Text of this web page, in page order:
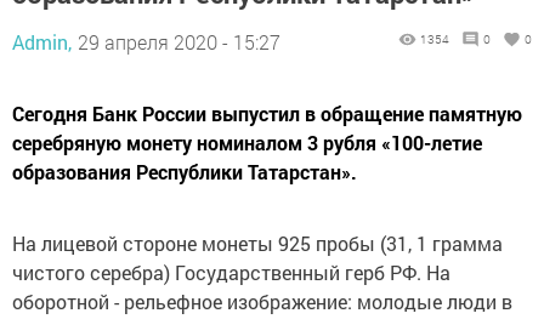
Admin, 29 апреля 2020 - 15:27 1354 0 0
Сегодня Банк России выпустил в обращение памятную
серебряную монету номиналом 3 рубля «100-летие
образования Республики Татарстан».
На лицевой стороне монеты 925 пробы (31, 1 грамма
чистого серебра) Государственный герб РФ. На
оборотной - рельефное изображение: молодые люди в